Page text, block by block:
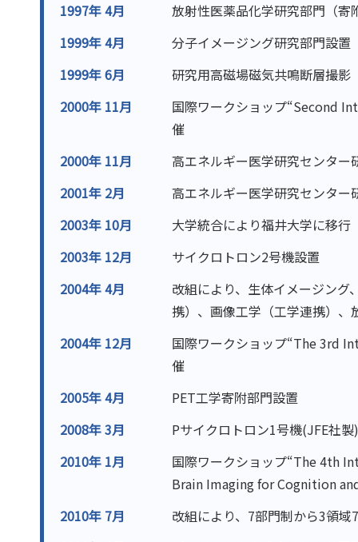
1997年 4月
放射性医薬品化学研究部門（
1999年 4月
分子イメージング研究部門設置
1999年 6月
研究用高磁場磁気共鳴断層撮影
2000年 11月
国際ワークショップ“Second
催
2000年 11月
高エネルギー医学研究センター
2001年 2月
高エネルギー医学研究センター
2003年 10月
大学統合により福井大学に移行
2003年 12月
サイクロトロン2号機設置
2004年 4月
改組により、生体イメージン
携）、画像工学（工学連携）
2004年 12月
国際ワークショップ“The 3rd
催
2005年 4月
PET工学寄附部門設置
2008年 3月
Pサイクロトロン1号機(JFE社
2010年 1月
国際ワークショップ“The 4th
Brain Imaging for Cognition
2010年 7月
改組により、7部門制から3領